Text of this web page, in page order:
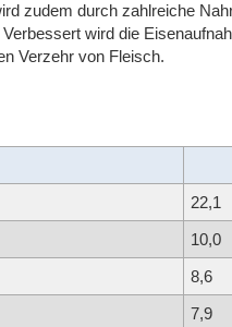
zudem durch zahlreiche
wird die
Verzehr von Fleisch.
22,1
10,0
8,6
7,9